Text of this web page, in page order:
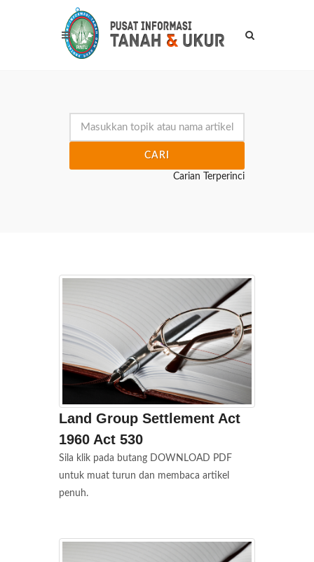
CARI
Carian Terperinci
Land Group Settlement Act
1960 Act 530
Sila klik pada butang DOWNLOAD PDF
untuk muat turun dan membaca artikel
penuh.